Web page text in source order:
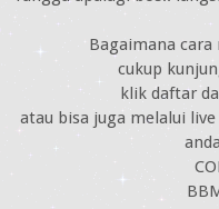
Bagaimana cara
cukup
klik daftar
atau bisa juga melalui